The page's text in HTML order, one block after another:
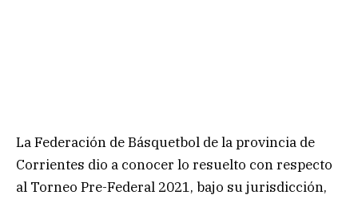
La Federación de Básquetbol de la provincia de
Corrientes dio a conocer lo resuelto con respecto
al Torneo Pre-Federal 2021, bajo su jurisdicción,